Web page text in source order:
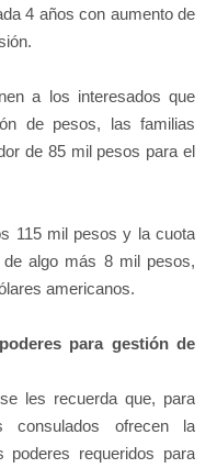
4 años con aumento de
a los interesados que
de pesos, las familias
de 85 mil pesos para el
115 mil pesos y la cuota
algo más 8 mil pesos,
americanos.
para gestión de
les recuerda que, para
consulados ofrecen la
poderes requeridos para